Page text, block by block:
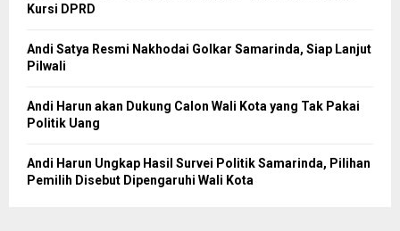
Kursi DPRD
Andi Satya Resmi Nakhodai Golkar Samarinda, Siap Lanjut
Pilwali
Andi Harun akan Dukung Calon Wali Kota yang Tak Pakai
Politik Uang
Andi Harun Ungkap Hasil Survei Politik Samarinda, Pilihan
Pemilih Disebut Dipengaruhi Wali Kota